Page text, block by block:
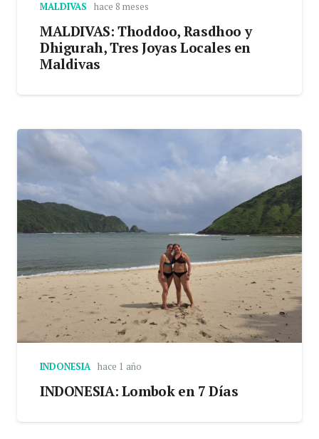
MALDIVAS hace 8 meses
MALDIVAS: Thoddoo, Rasdhoo y
Dhigurah, Tres Joyas Locales en
Maldivas
INDONESIA hace 1 año
INDONESIA: Lombok en 7 Días